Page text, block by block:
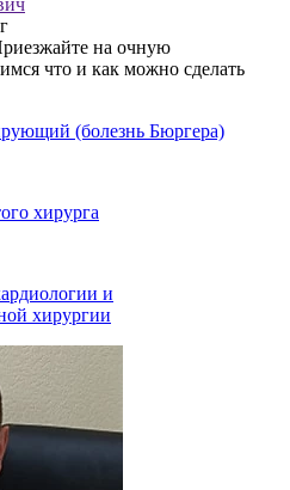
на очную
что и как можно сделать
(болезнь Бюргера)
хирурга
и
хирургии